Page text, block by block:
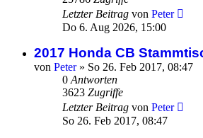
Letzter Beitrag von Peter
Do 6. Aug 2026, 15:00
2017 Honda CB
von Peter» So 26. Feb 2017, 08:47
0 Antworten
3623 Zugriffe
Letzter Beitrag von Peter
So 26. Feb 2017, 08:47